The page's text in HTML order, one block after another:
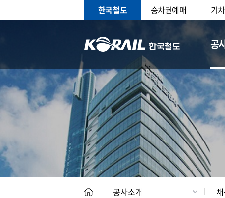
한국철도 승차권예매 기
공
CEO 일반현
공사소개